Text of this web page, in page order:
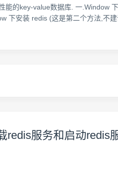
能的key-value数据库. 一
下安装 redis (这是第二个方法,
redis服务和启动redis